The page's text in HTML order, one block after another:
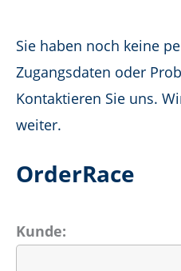
Sie haben noch keine
Zugangsdaten oder
Kontaktieren Sie uns.
weiter.
OrderRace
Kunde: